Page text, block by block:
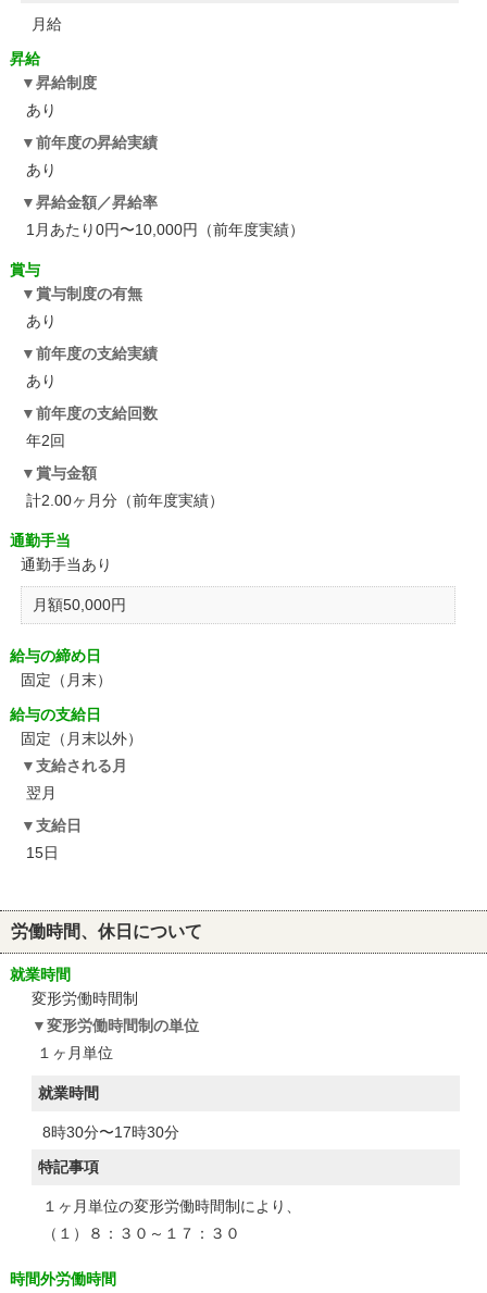
月給
昇給
昇給制度
あり
前年度の昇給実績
あり
昇給金額／昇給率
1月あたり0円〜10,000円（前年度実績）
賞与
賞与制度の有無
あり
前年度の支給実績
あり
前年度の支給回数
年2回
賞与金額
計2.00ヶ月分（前年度実績）
通勤手当
通勤手当あり
月額50,000円
給与の締め日
固定（月末）
給与の支給日
固定（月末以外）
支給される月
翌月
支給日
15日
労働時間、休日について
就業時間
変形労働時間制
変形労働時間制の単位
１ヶ月単位
就業時間
8時30分〜17時30分
特記事項
１ヶ月単位の変形労働時間制により、
（１）８：３０～１７：３０
時間外労働時間